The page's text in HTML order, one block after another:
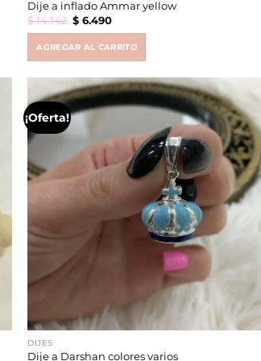
Dije a inflado Ammar yellow
$14.142 Original
price
$ 14.142.
$ 6.490Current
$ 6.490.
AGREGAR AL CARRITO
¡Oferta!
DIJES
Dije a Darshan colores varios